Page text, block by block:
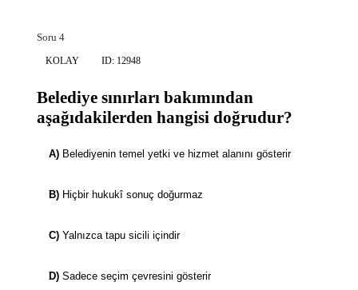
Soru 4
KOLAY ID: 12948
Belediye sınırları bakımından
aşağıdakilerden hangisi doğrudur?
A) Belediyenin temel yetki ve hizmet alanını gösterir
B) Hiçbir hukukî sonuç doğurmaz
C) Yalnızca tapu sicili içindir
D) Sadece seçim çevresini gösterir